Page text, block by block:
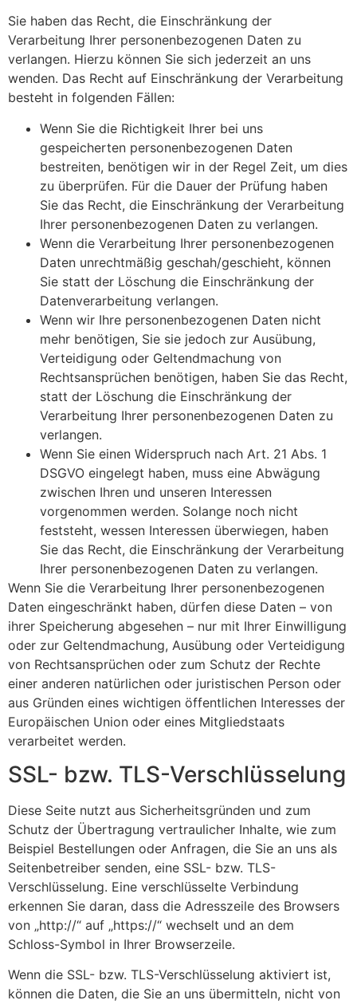
Sie haben das Recht, die Einschränkung der
Verarbeitung Ihrer personenbezogenen Daten zu
verlangen. Hierzu können Sie sich jederzeit an uns
wenden. Das Recht auf Einschränkung der Verarbeitung
besteht in folgenden Fällen:
Wenn Sie die Richtigkeit Ihrer bei uns
gespeicherten personenbezogenen Daten
bestreiten, benötigen wir in der Regel Zeit, um dies
zu überprüfen. Für die Dauer der Prüfung haben
Sie das Recht, die Einschränkung der Verarbeitung
Ihrer personenbezogenen Daten zu verlangen.
Wenn die Verarbeitung Ihrer personenbezogenen
Daten unrechtmäßig geschah/geschieht, können
Sie statt der Löschung die Einschränkung der
Datenverarbeitung verlangen.
Wenn wir Ihre personenbezogenen Daten nicht
mehr benötigen, Sie sie jedoch zur Ausübung,
Verteidigung oder Geltendmachung von
Rechtsansprüchen benötigen, haben Sie das Recht,
statt der Löschung die Einschränkung der
Verarbeitung Ihrer personenbezogenen Daten zu
verlangen.
Wenn Sie einen Widerspruch nach Art. 21 Abs. 1
DSGVO eingelegt haben, muss eine Abwägung
zwischen Ihren und unseren Interessen
vorgenommen werden. Solange noch nicht
feststeht, wessen Interessen überwiegen, haben
Sie das Recht, die Einschränkung der Verarbeitung
Ihrer personenbezogenen Daten zu verlangen.
Wenn Sie die Verarbeitung Ihrer personenbezogenen
Daten eingeschränkt haben, dürfen diese Daten – von
ihrer Speicherung abgesehen – nur mit Ihrer Einwilligung
oder zur Geltendmachung, Ausübung oder Verteidigung
von Rechtsansprüchen oder zum Schutz der Rechte
einer anderen natürlichen oder juristischen Person oder
aus Gründen eines wichtigen öffentlichen Interesses der
Europäischen Union oder eines Mitgliedstaats
verarbeitet werden.
SSL- bzw. TLS-Verschlüsselung
Diese Seite nutzt aus Sicherheitsgründen und zum
Schutz der Übertragung vertraulicher Inhalte, wie zum
Beispiel Bestellungen oder Anfragen, die Sie an uns als
Seitenbetreiber senden, eine SSL- bzw. TLS-
Verschlüsselung. Eine verschlüsselte Verbindung
erkennen Sie daran, dass die Adresszeile des Browsers
von „http://“ auf „https://“ wechselt und an dem
Schloss-Symbol in Ihrer Browserzeile.
Wenn die SSL- bzw. TLS-Verschlüsselung aktiviert ist,
können die Daten, die Sie an uns übermitteln, nicht von